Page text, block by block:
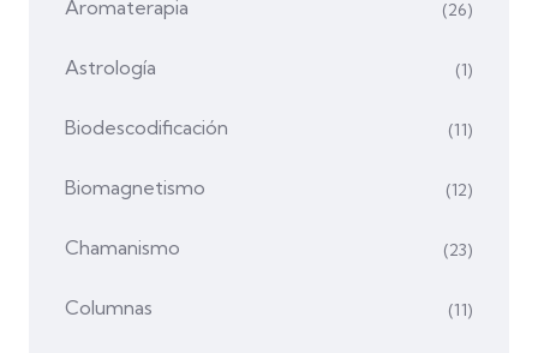
Aromaterapia (26)
Astrología (1)
Biodescodificación (11)
Biomagnetismo (12)
Chamanismo (23)
Columnas (11)